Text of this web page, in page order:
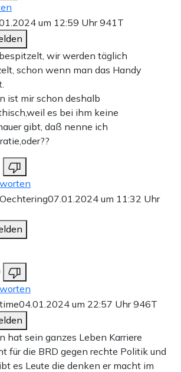
um 12:59 Uhr941T
wir werden täglich
schon wenn man das Handy
ist mir schon deshalb
es bei ihm keine
gibt, daß nenne ich
07.01.2024 um 11:32 Uhr
04.01.2024 um 22:57 Uhr946T
hat sein ganzes Leben Karriere
für die BRD gegen rechte Politik und
es Leute die denken er macht im